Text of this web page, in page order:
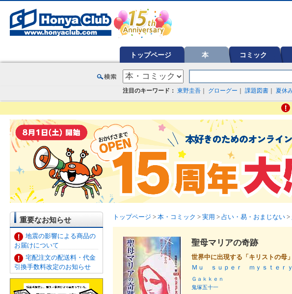
トップページ 本 コミック
注目のキーワード： 東野圭吾 グローグー 課題図書 夏休
重要なお知らせ
地震の影響による商品の
お届けについて
宅配注文の配送料・代金
引換手数料改定のお知らせ
トップページ > 本・コミック > 実用 > 占い・易・おまじない >
聖母マリアの奇跡
世界中に出現する「キリストの母
Ｍｕ ｓｕｐｅｒ ｍｙｓｔｅｒ
Ｇａｋｋｅｎ
鬼塚五十一